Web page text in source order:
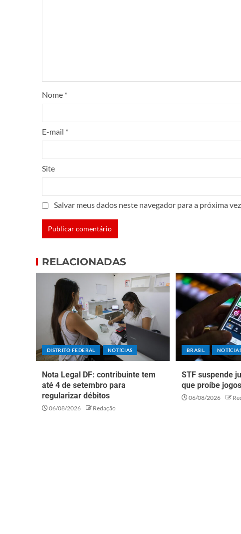
Nome *
E-mail *
Site
Salvar meus dados neste navegador para a próxima
RELACIONADAS
DISTRITO FEDERAL NOTÍCIAS
Nota Legal DF: contribuinte tem
até 4 de setembro para
regularizar débitos
06/08/2026 Redação
BRASIL
STF suspende
que proíbe
06/08/2026